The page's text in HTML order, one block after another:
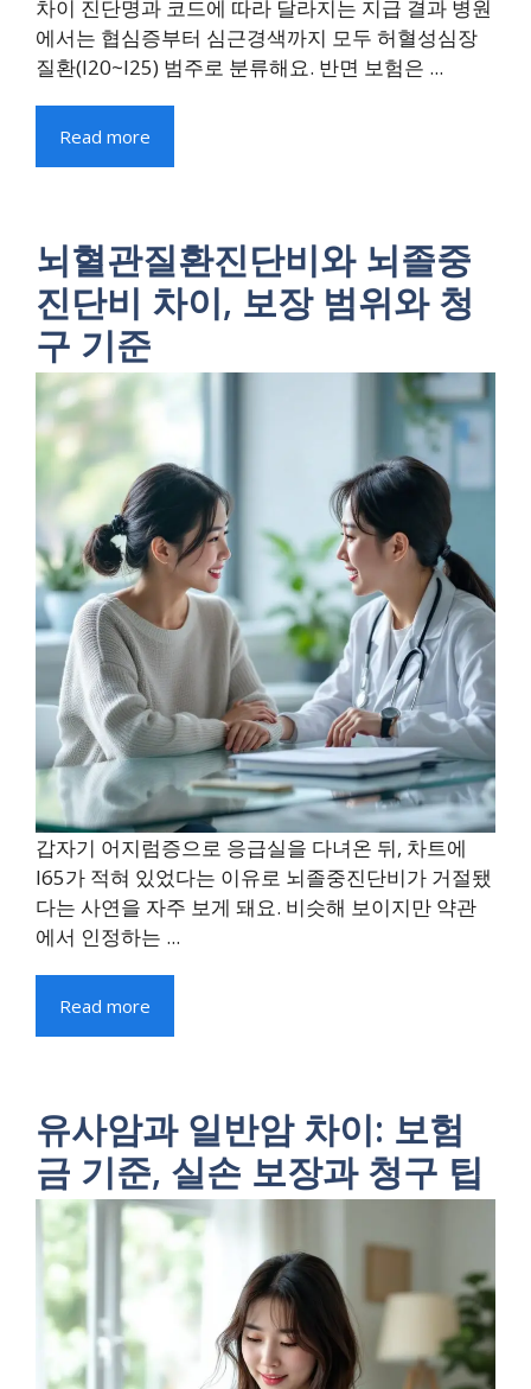
차이 진단명과 코드에 따라 달라지는 지급 결과 병원
에서는 협심증부터 심근경색까지 모두 허혈성심장
질환(I20~I25) 범주로 분류해요. 반면 보험은 ...
Read more
뇌혈관질환진단비와 뇌졸중
진단비 차이, 보장 범위와 청
구 기준
갑자기 어지럼증으로 응급실을 다녀온 뒤, 차트에
I65가 적혀 있었다는 이유로 뇌졸중진단비가 거절됐
다는 사연을 자주 보게 돼요. 비슷해 보이지만 약관
에서 인정하는 ...
Read more
유사암과 일반암 차이: 보험
금 기준, 실손 보장과 청구 팁